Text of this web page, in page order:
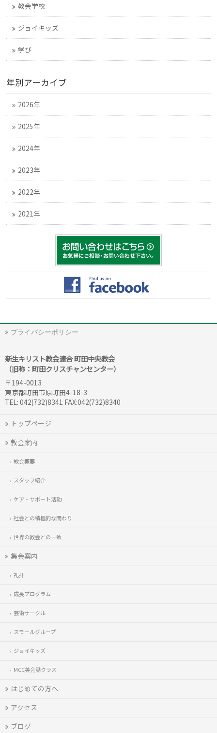
教会学校
ジョイキッズ
学び
年別アーカイブ
2026年
2025年
2024年
2023年
2022年
2021年
プライバシーポリシー
新生キリスト教会連合 町田中央教会
（旧称：町田クリスチャンセンター）
〒194-0013
東京都町田市原町田4-18-3
TEL: 042(732)8341 FAX:042(732)8340
トップページ
教会案内
教会概要
スタッフ紹介
ケア・サポート活動
社会との積極的な関わり
世界の教会との一致
集会案内
礼拝
成長プログラム
芸術サークル
スモールグループ
ジョイキッズ
MCC英会話クラス
はじめての方へ
アクセス
ブログ